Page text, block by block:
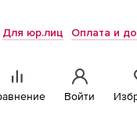
Для юр.лиц Оплата и
Войти